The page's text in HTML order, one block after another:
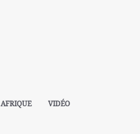
AFRIQUE VIDÉO